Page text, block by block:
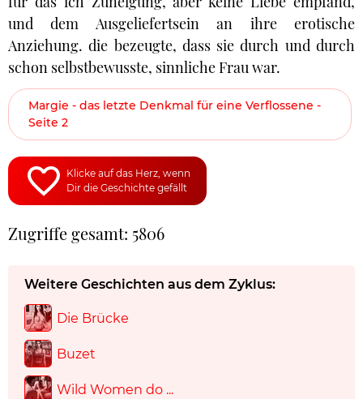
und dem Ausgeliefertsein an ihre erotische
Anziehung. die bezeugte, dass sie durch und durch
schon selbstbewusste, sinnliche Frau war.
Margie - das letzte Denkmal für eine Verflossene -
Seite 2
Klicke auf das Herz, wenn
Dir die Geschichte gefällt
Zugriffe gesamt: 5806
Weitere Geschichten aus dem Zyklus:
Die Brücke
Buzet
Wild Women do ...